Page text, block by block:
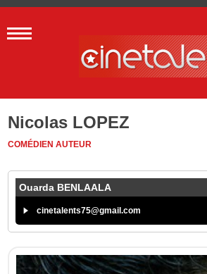
Nicolas LOPEZ
COMÉDIENAUTEUR
Ouarda BENLAALA
cinetalents75@gmail.com